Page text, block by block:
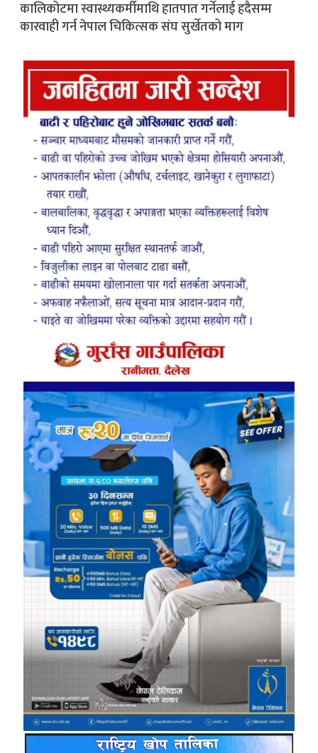
कालिकोटमा स्वास्थ्यकर्मीमाथि हातपात गर्नेलाई हदैसम्म
कारवाही गर्न नेपाल चिकित्सक संघ सुर्खेतको माग